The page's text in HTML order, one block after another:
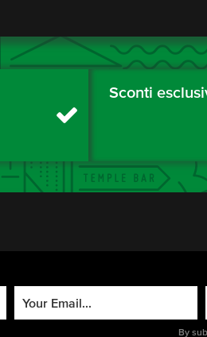
Sconti
By